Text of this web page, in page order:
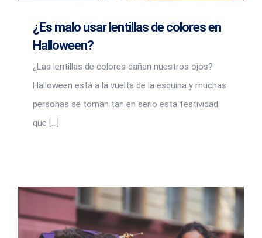
¿Es malo usar lentillas de colores en
Halloween?
¿Las lentillas de colores dañan nuestros ojos?
Halloween está a la vuelta de la esquina y muchas
personas se toman tan en serio esta festividad
que [...]